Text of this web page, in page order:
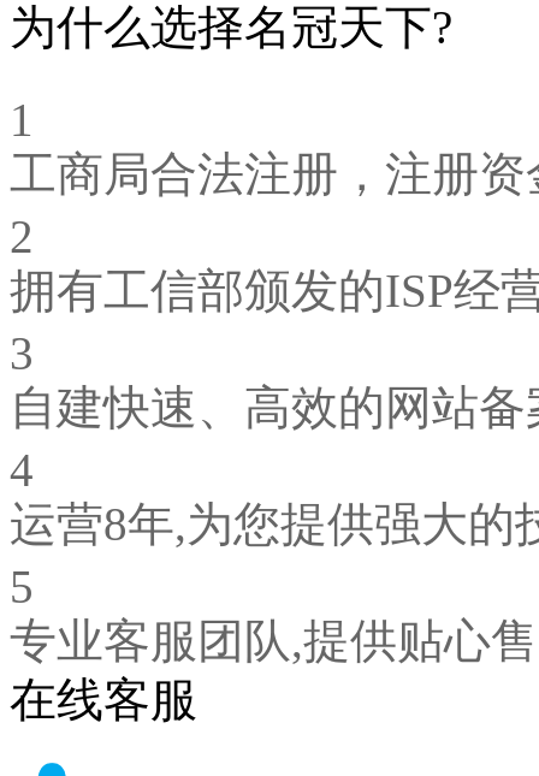
为什么选择名冠天下?
1
工商局合法注册，注册资
2
拥有工信部颁发的ISP经
3
自建快速、高效的网站
4
运营8年,为您提供强大的
5
专业客服团队,提供贴心
在线客服